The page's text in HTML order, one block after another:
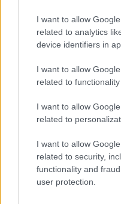
I want to allow
related to analytics
device identifiers in
I want to allow
related to
I want to allow
related to
I want to allow
related to security,
functionality and
user protection.
Entra
Inviaci
i tuoi
345